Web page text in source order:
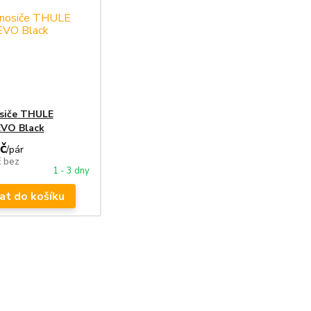
THULE
Black
/pár
bez
1 - 3 dny
do košíku